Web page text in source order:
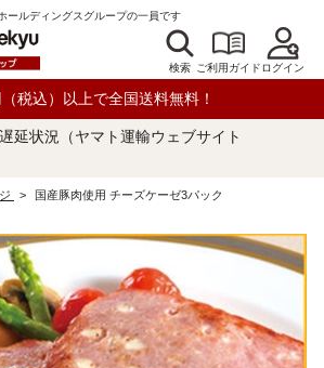
ールディングスグループの一員です
検索 ご利用ガイドログイン
税込）以上で全国送料無料！
延状況（ヤマト運輸ウェブサイト
> 国産豚肉使用 チーズケーゼ3パック